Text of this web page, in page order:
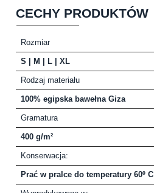
CECHY PRODUKTÓW
Rozmiar
S | M | L | XL
Rodzaj materiału
100% egipska bawełna Giza
Gramatura
400 g/m²
Konserwacja:
Prać w pralce do temperatury 60º C